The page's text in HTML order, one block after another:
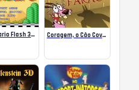
Super Mario Flash 3.0 Coragem, o Cão Covarde | Medo do Faraó | Cartoon Network